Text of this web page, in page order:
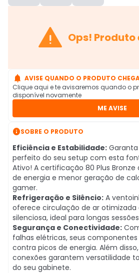
 Ops!
 AVISE QUANDO O PRODUTO
Clique aqui e te avisaremos quando o
disponível novamente
ME AVISE
SOBRE O PRODUTO
Eficiência e Estabilidade:
perfeito do seu setup com esta
Ativo! A certificação 80 Plus
de energia e menor geração de
gamer.
Refrigeração e Silêncio: A
oferece circulação de ar otimizada
silenciosa, ideal para longas
Segurança e Conectividade:
falhas elétricas, seus
contra picos de energia. Além
conexões garantem versatilidade
do seu gabinete.